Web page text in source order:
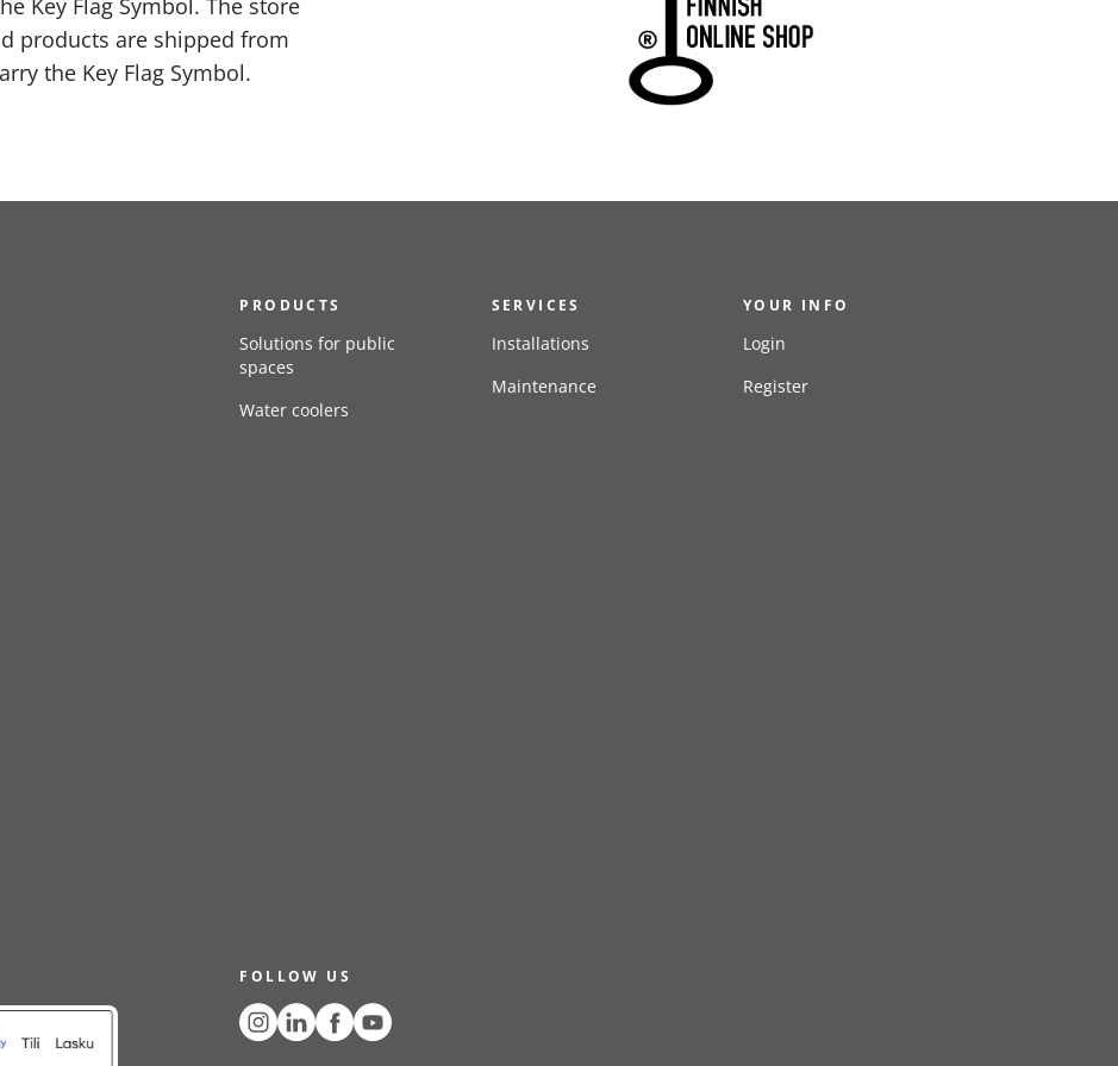
Key Flag Symbol. The store
products are shipped from
the Key Flag Symbol.
PRODUCTS
Solutions for public
spaces
Water coolers
SERVICES
Installations
Maintenance
YOUR INFO
Login
Register
FOLLOW US